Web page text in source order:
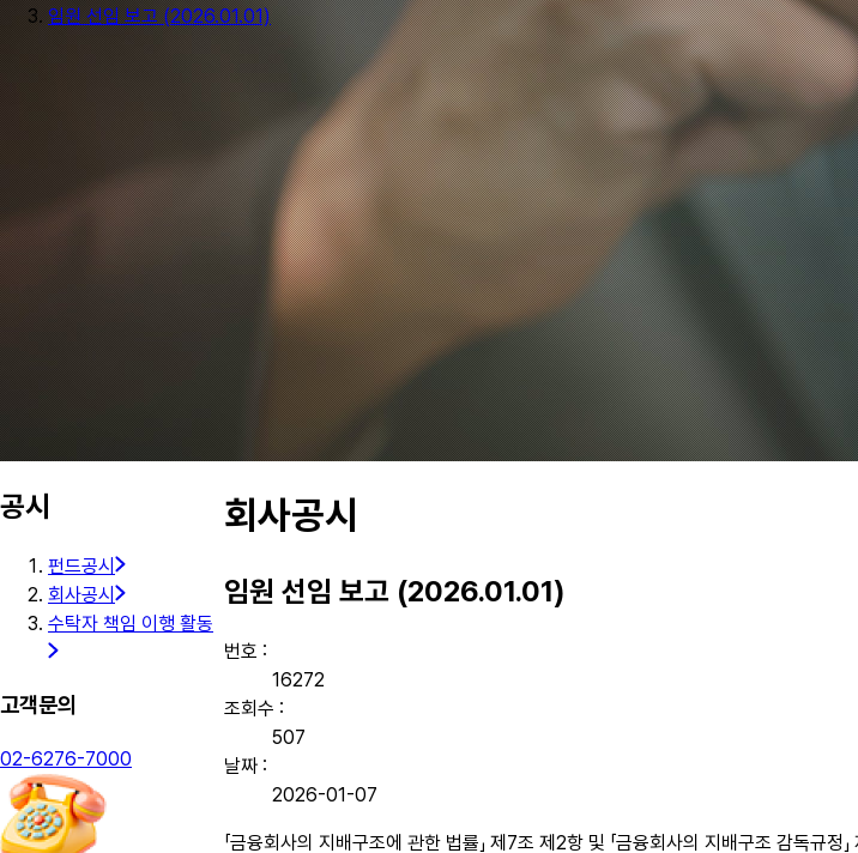
임원 선임 보고 (2026.01.01)
공시
펀드공시
회사공시
수탁자 책임 이행 활동
고객문의
02-6276-7000
회사공시
임원 선임 보고 (2026.01.01)
번호 :
16272
조회수 :
507
날짜 :
2026-01-07
「금융회사의 지배구조에 관한 법률」 제7조 제2항 및 「금융회사의 지배구조 감독규